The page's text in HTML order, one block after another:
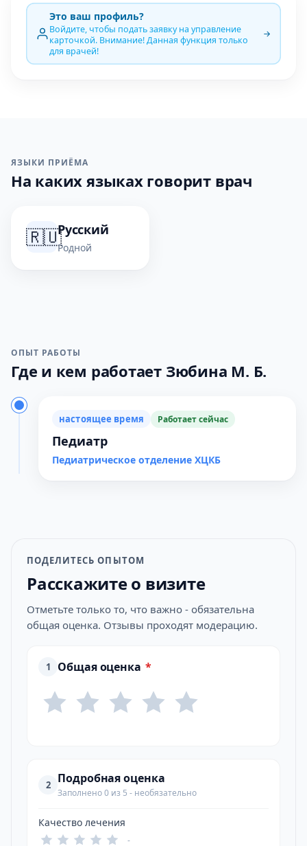
Это ваш профиль?
Войдите, чтобы подать заявку на управление
карточкой. Внимание! Данная функция только
для врачей!
ЯЗЫКИ ПРИЁМА
На каких языках говорит врач
🇷🇺Русский
Родной
ОПЫТ РАБОТЫ
Где и кем работает Зюбина М. Б.
настоящее время Работает сейчас
Педиатр
Педиатрическое отделение ХЦКБ
ПОДЕЛИТЕСЬ ОПЫТОМ
Расскажите о визите
Отметьте только то, что важно - обязательна
общая оценка. Отзывы проходят модерацию.
1 Общая оценка *
2 Подробная оценка
Заполнено 0 из 5 - необязательно
Качество лечения
-